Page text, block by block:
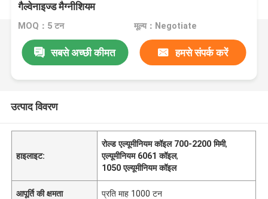
गैल्वेनाइज्ड मैग्नीशियम
MOQ：5 टन मूल्य：Negotiate
सबसे अच्छी कीमत हमसे संपर्क करें
उत्पाद विवरण
हाइलाइट:
रोल्ड एल्यूमीनियम कॉइल 700-2200 मिमी,
एल्यूमीनियम 6061 कॉइल,
1050 एल्यूमीनियम कॉइल
आपूर्ति की क्षमता प्रति माह 1000 टन